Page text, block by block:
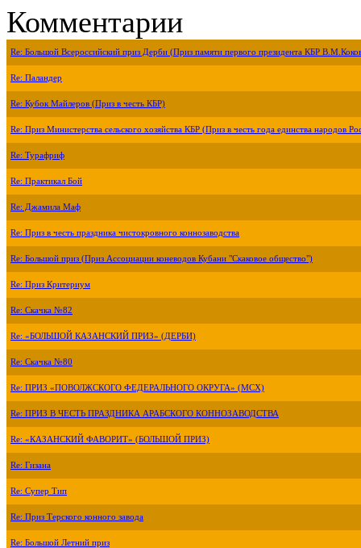
Комментарии
Re: Большой Всероссийский приз Дерби (Приз памяти первого президента КБР
Re: Паландер
Re: Кубок Майлеров (Приз в честь КБР)
Re: Приз Министерства сельского хозяйства КБР (Приз в честь года единства народов
Re: Турафриф
Re: Практикал Бой
Re: Джамила Маф
Re: Приз в честь праздника чистокровного коннозаводства
Re: Большой приз (Приз Ассоциации коневодов Кубани "Скаковое общество")
Re: Приз Критериум
Re: Скачка №82
Re: «БОЛЬШОЙ КАЗАНСКИЙ ПРИЗ» (ДЕРБИ)
Re: Скачка №80
Re: ПРИЗ «ПОВОЛЖСКОГО ФЕДЕРАЛЬНОГО ОКРУГА» (МСХ)
Re: ПРИЗ В ЧЕСТЬ ПРАЗДНИКА АРАБСКОГО КОННОЗАВОДСТВА
Re: «КАЗАНСКИЙ ФАВОРИТ» (БОЛЬШОЙ ПРИЗ)
Re: Гизана
Re: Супер Тип
Re: Приз Терского конного завода
Re: Большой Летний приз